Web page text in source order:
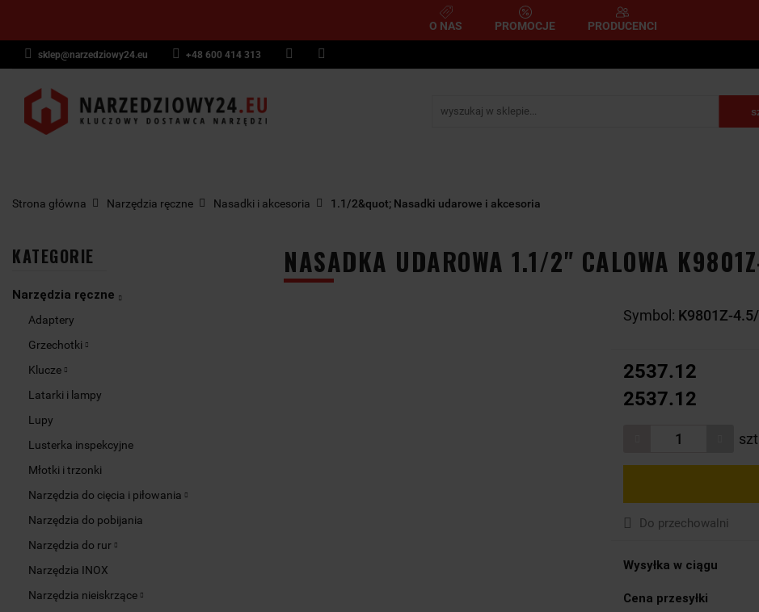
O NAS PROMOCJE PRODUCENCI
sklep@narzedziowy24.eu +48 600 414 313
Narzędzia ręczne Narzędzia pomiarowe Narzędzia pneumatyczne
Narzędzia dynamometryczne Narzędzia
Strona główna Narzędzia ręczne Nasadki i akcesoria 1.1/2&quot; Nasadki udarowe i akcesoria
KATEGORIE
Narzędzia ręczne
Adaptery
Grzechotki
Klucze
Latarki i lampy
Lupy
Lusterka inspekcyjne
Młotki i trzonki
Narzędzia do cięcia i piłowania
Narzędzia do pobijania
Narzędzia do rur
Narzędzia INOX
Narzędzia nieiskrzące
NASADKA UDAROWA 1.1/2" CALOWA
Symbol: K9801Z-
2537.12
2537.12
Do przechowalni
Wysyłka w ciągu
Cena przesyłki